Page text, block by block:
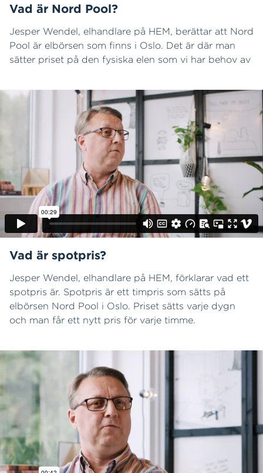
Vad är Nord Pool?
Jesper Wendel, elhandlare på HEM, berättar att Nord
Pool är elbörsen som finns i Oslo. Det är där man
sätter priset på den fysiska elen som vi har behov av
Vad är spotpris?
Jesper Wendel, elhandlare på HEM, förklarar vad ett
spotpris är. Spotpris är ett timpris som sätts på
elbörsen Nord Pool i Oslo. Priset sätts varje dygn
och man får ett nytt pris för varje timme.